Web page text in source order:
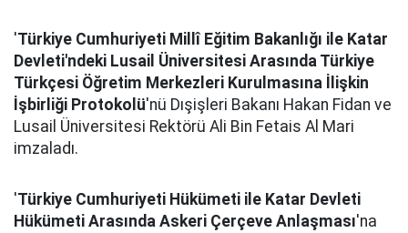
'Türkiye Cumhuriyeti Millî Eğitim Bakanlığı ile Katar
Devleti'ndeki Lusail Üniversitesi Arasında Türkiye
Türkçesi Öğretim Merkezleri Kurulmasına İlişkin
İşbirliği Protokolü'nü Dışişleri Bakanı Hakan Fidan ve
Lusail Üniversitesi Rektörü Ali Bin Fetais Al Mari
imzaladı.
'Türkiye Cumhuriyeti Hükümeti ile Katar Devleti
Hükümeti Arasında Askeri Çerçeve Anlaşması'na